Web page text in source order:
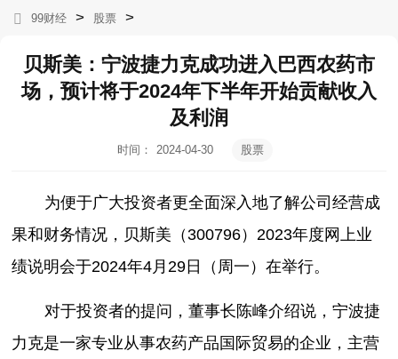
99财经 > 股票 >
贝斯美：宁波捷力克成功进入巴西农药市
场，预计将于2024年下半年开始贡献收入
及利润
时间：
2024-04-30
股票
为便于广大投资者更全面深入地了解公司经营成
果和财务情况，贝斯美（300796）2023年度网上业
绩说明会于2024年4月29日（周一）在举行。
对于投资者的提问，董事长陈峰介绍说，宁波捷
力克是一家专业从事农药产品国际贸易的企业，主营